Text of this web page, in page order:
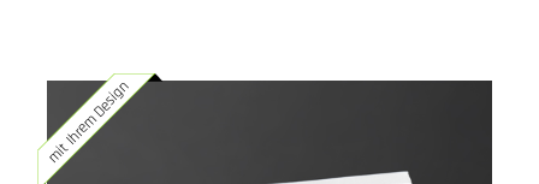
mit Ihrem Design